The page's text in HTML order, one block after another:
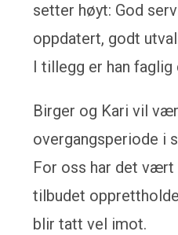
setter høyt: God
oppdatert, godt
I tillegg er han faglig
Birger og Kari vil
overgangsperiode i
For oss har det
tilbudet
blir tatt vel imot.